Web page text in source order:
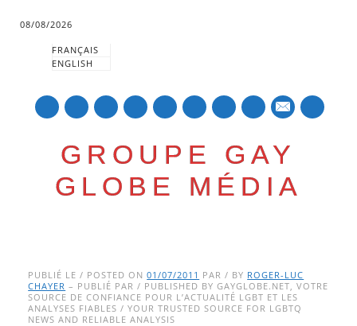
08/08/2026
FRANÇAIS
ENGLISH
GROUPE GAY
GLOBE MÉDIA
Main menu
to
content
PUBLIÉ LE / POSTED ON01/07/2011 PAR / BY ROGER-LUC
CHAYER – PUBLIÉ PAR / PUBLISHED BY GAYGLOBE.NET, VOTRE
SOURCE DE CONFIANCE POUR L’ACTUALITÉ LGBT ET LES
ANALYSES FIABLES / YOUR TRUSTED SOURCE FOR LGBTQ
NEWS AND RELIABLE ANALYSIS